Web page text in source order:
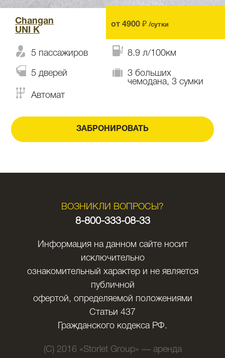
Changan
UNI K
от 4900 ₽ /сутки
5 пассажиров 8.9 л/100км
5 дверей
3 больших
чемодана, 3 сумки
Автомат
ЗАБРОНИРОВАТЬ
ВОЗНИКЛИ ВОПРОСЫ?
8-800-333-08-33
Информация на данном сайте носит
исключительно
ознакомительный характер и не является
публичной
офертой, определяемой положениями
Статьи 437
Гражданского кодекса РФ.
(C) 2016 «Storlet Group» — аренда